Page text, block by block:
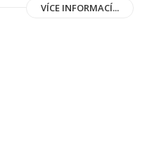
VÍCE INFORMACÍ...